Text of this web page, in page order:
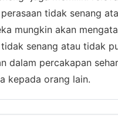
tidak senang
mungkin akan
senang atau tidak
percakapan
kepada orang lain.